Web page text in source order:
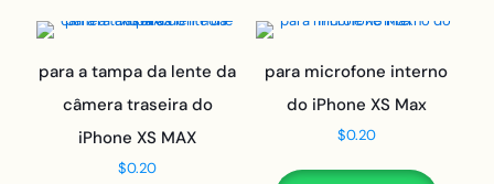
para a tampa da lente da
câmera traseira do
iPhone XS MAX
$0.20
para microfone interno
do iPhone XS Max
$0.20